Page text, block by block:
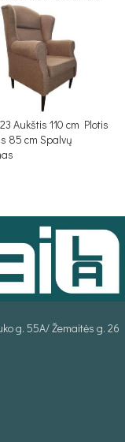
Aukštis 110 cm Plotis
85 cm Spalvų
g. 55A/ Žemaitės g. 26